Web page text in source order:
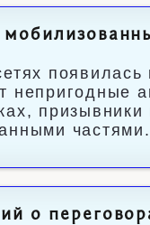
непригодные
о